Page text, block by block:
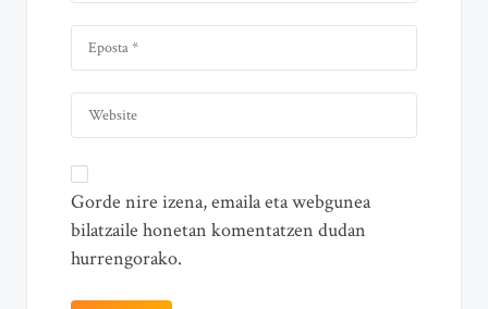
Gorde nire izena, emaila eta webgunea
bilatzaile honetan komentatzen dudan
hurrengorako.